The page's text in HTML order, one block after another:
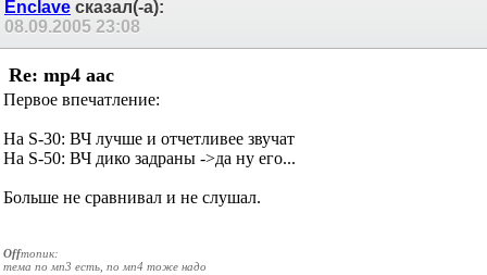
Enclave сказал(-а):
08.09.2005 23:08
Re: mp4 aac
Первое впечатление:
На S-30: ВЧ лучше и отчетливее звучат
На S-50: ВЧ дико задраны ->да ну его...
Больше не сравнивал и не слушал.
Offтопик:
тема по мп3 есть, по мп4 тоже надо